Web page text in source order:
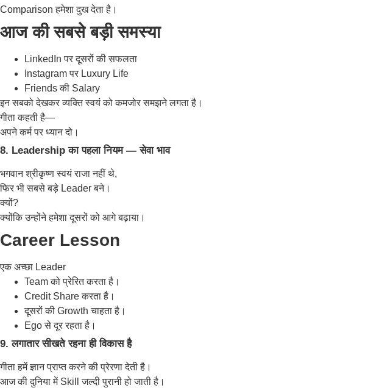
Comparison हमेशा दुख देता है।
आज की सबसे बड़ी समस्या
LinkedIn पर दूसरों की सफलता
Instagram पर Luxury Life
Friends की Salary
इन सबको देखकर व्यक्ति स्वयं को कमजोर समझने लगता है।
गीता कहती है—
अपने कर्म पर ध्यान दो।
8. Leadership का पहला नियम — सेवा भाव
भगवान श्रीकृष्ण स्वयं राजा नहीं थे,
फिर भी सबसे बड़े Leader बने।
क्यों?
क्योंकि उन्होंने हमेशा दूसरों को आगे बढ़ाया।
Career Lesson
एक अच्छा Leader
Team को प्रेरित करता है।
Credit Share करता है।
दूसरों की Growth चाहता है।
Ego से दूर रहता है।
9. लगातार सीखते रहना ही विकास है
गीता हमें ज्ञान प्राप्त करने की प्रेरणा देती है।
आज की दुनिया में Skill जल्दी पुरानी हो जाती है।